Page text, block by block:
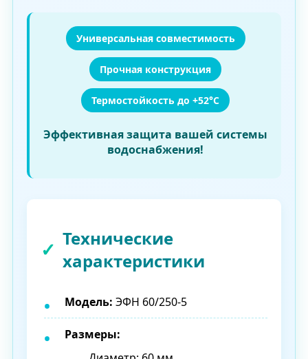
Универсальная совместимость
Прочная конструкция
Термостойкость до +52°C
Эффективная защита вашей системы
водоснабжения!
Технические
характеристики
Модель: ЭФН 60/250-5
Размеры: